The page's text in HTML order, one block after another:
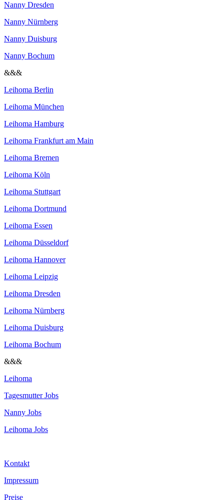
Nanny Dresden
Nanny Nürnberg
Nanny Duisburg
Nanny Bochum
&&&
Leihoma Berlin
Leihoma München
Leihoma Hamburg
Leihoma Frankfurt am Main
Leihoma Bremen
Leihoma Köln
Leihoma Stuttgart
Leihoma Dortmund
Leihoma Essen
Leihoma Düsseldorf
Leihoma Hannover
Leihoma Leipzig
Leihoma Dresden
Leihoma Nürnberg
Leihoma Duisburg
Leihoma Bochum
&&&
Leihoma
Tagesmutter Jobs
Nanny Jobs
Leihoma Jobs
Kontakt
Impressum
Preise